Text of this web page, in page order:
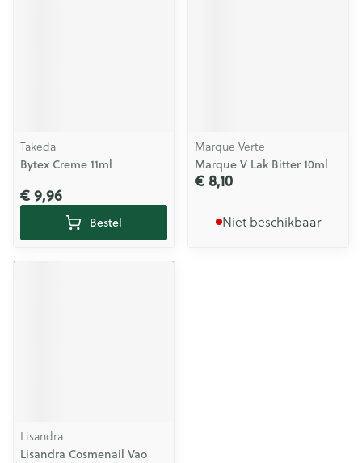
Takeda
Bytex Creme 11ml
€ 9,96
Bestel
Marque Verte
Marque V Lak Bitter 10ml
€ 8,10
Niet beschikbaar
Lisandra
Lisandra Cosmenail Vao